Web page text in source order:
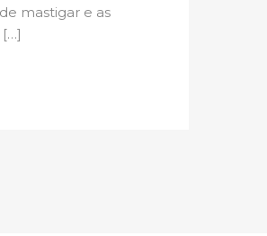
mastigar e as
[…]